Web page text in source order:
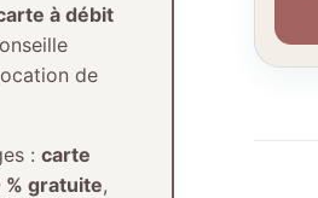
à débit
de
: carte
% gratuite,